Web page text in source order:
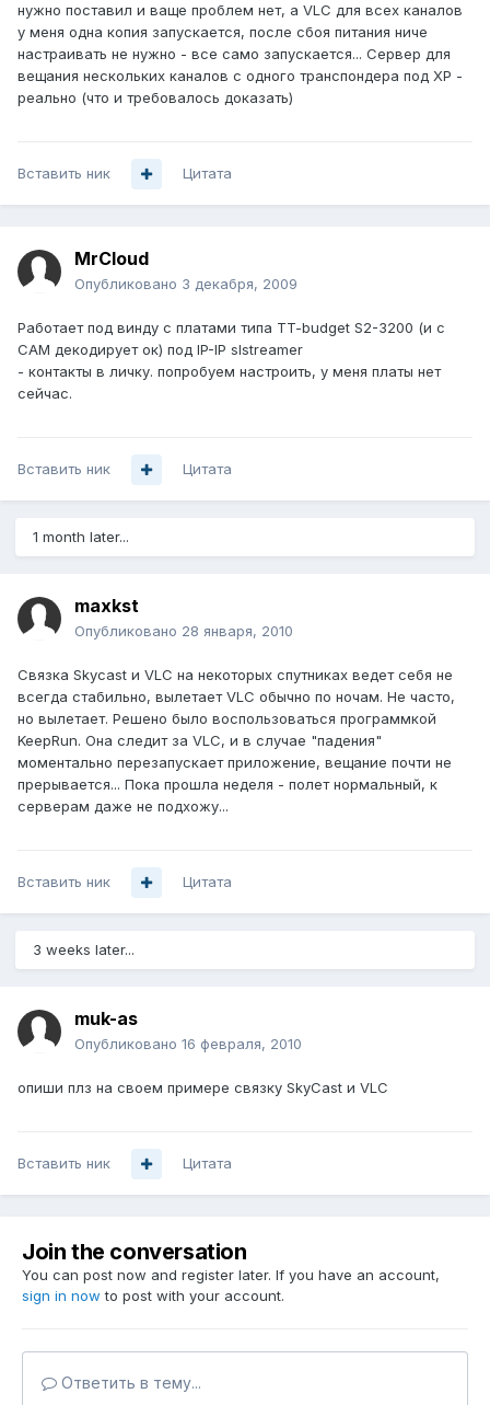
нужно поставил и ваще проблем нет, а VLC для всех каналов
у меня одна копия запускается, после сбоя питания ниче
настраивать не нужно - все само запускается... Сервер для
вещания нескольких каналов с одного транспондера под ХР -
реально (что и требовалось доказать)
Вставить ник Цитата
MrCloud
Опубликовано 3 декабря, 2009
Работает под винду с платами типа TT-budget S2-3200 (и с
САМ декодирует ок) под IP-IP slstreamer
- контакты в личку. попробуем настроить, у меня платы нет
сейчас.
Вставить ник Цитата
1 month later...
maxkst
Опубликовано 28 января, 2010
Связка Skycast и VLC на некоторых спутниках ведет себя не
всегда стабильно, вылетает VLC обычно по ночам. Не часто,
но вылетает. Решено было воспользоваться программкой
KeepRun. Она следит за VLC, и в случае "падения"
моментально перезапускает приложение, вещание почти не
прерывается... Пока прошла неделя - полет нормальный, к
серверам даже не подхожу...
Вставить ник Цитата
3 weeks later...
muk-as
Опубликовано 16 февраля, 2010
опиши плз на своем примере связку SkyCast и VLC
Вставить ник Цитата
Join the conversation
You can post now and register later. If you have an account,
sign in now to post with your account.
Ответить в тему...